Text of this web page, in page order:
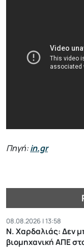
Πηγή:in.gr
08.08.2026 | 13:58
Ν. Χαρδαλιάς: Δεν
βιομηχανική ΑΠΕ